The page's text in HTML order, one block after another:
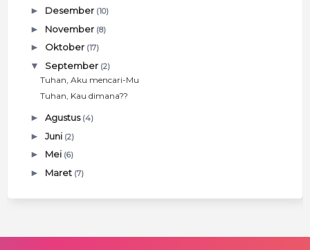
► Desember (10)
► November (8)
► Oktober (17)
▼ September (2)
Tuhan, Aku mencari-Mu
Tuhan, Kau dimana??
► Agustus (4)
► Juni (2)
► Mei (6)
► Maret (7)